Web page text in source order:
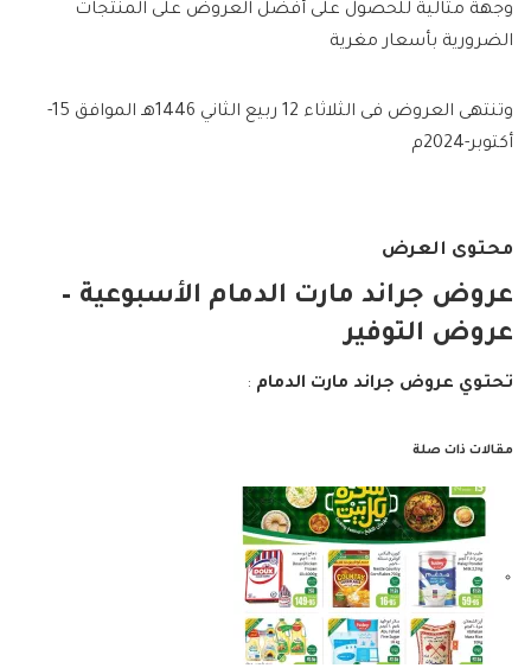
وجهة مثالية للحصول على أفضل العروض على المنتجات
الضرورية بأسعار مغرية
وتنتهى العروض فى الثلاثاء 12 ربيع الثاني 1446هـ الموافق 15-
أكتوبر-2024م
محتوى العرض
عروض جراند مارت الدمام الأسبوعية –
عروض التوفير
تحتوي عروض جراند مارت الدمام :
مقالات ذات صلة